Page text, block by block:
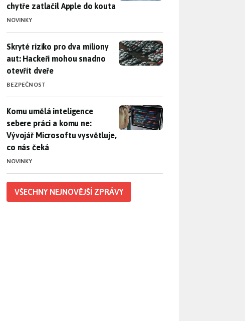
chytře zatlačil Apple do kouta
NOVINKY
Skryté riziko pro dva miliony aut: Hackeři mohou snadno otevřít
Skryté riziko pro dva miliony
aut: Hackeři mohou snadno
otevřít dveře
BEZPEČNOST
Komu umělá inteligence sebere práci a komu ne: Vývojář
Komu umělá inteligence
sebere práci a komu ne:
Vývojář Microsoftu vysvětluje,
co nás čeká
NOVINKY
VŠECHNY NEJNOVĚJŠÍ ZPRÁVY